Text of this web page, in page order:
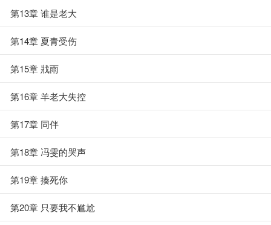
第13章 谁是老大
第14章 夏青受伤
第15章 戕雨
第16章 羊老大失控
第17章 同伴
第18章 冯雯的哭声
第19章 揍死你
第20章 只要我不尴尬